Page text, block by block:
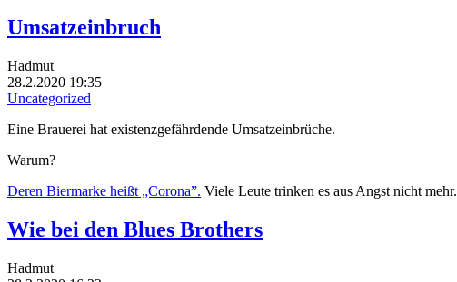
Umsatzeinbruch
Hadmut
28.2.2020 19:35
Uncategorized
Eine Brauerei hat existenzgefährdende Umsatzeinbrüche.
Warum?
Deren Biermarke heißt „Corona”. Viele Leute trinken es aus Angst nicht mehr.
Wie bei den Blues Brothers
Hadmut